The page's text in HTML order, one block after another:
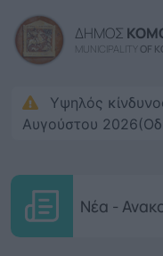
ΔΗΜΟΣ
MUNICIPALITY OF
Υψηλός
Αυγούστου
Νέα -